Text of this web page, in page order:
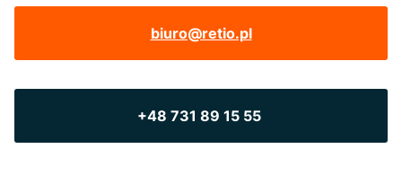
biuro@retio.pl
+48 731 89 15 55